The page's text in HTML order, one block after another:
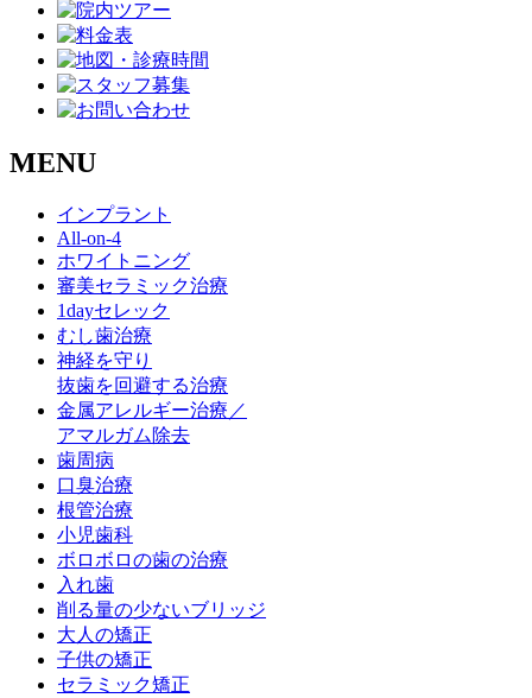
MENU
インプラント
All-on-4
ホワイトニング
審美セラミック治療
1dayセレック
むし歯治療
神経を守り
抜歯を回避する治療
金属アレルギー治療／
アマルガム除去
歯周病
口臭治療
根管治療
小児歯科
ボロボロの歯の治療
入れ歯
削る量の少ないブリッジ
大人の矯正
子供の矯正
セラミック矯正